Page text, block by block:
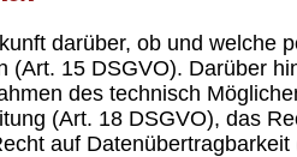
darüber, ob und welche
(Art. 15 DSGVO). Darüber
des technisch
(Art. 18 DSGVO), das
auf